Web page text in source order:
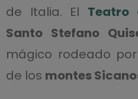
de Italia. El Teatro
Santo Stefano
mágico rodeado
de los montes